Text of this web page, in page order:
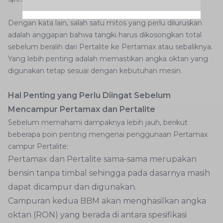
Dengan kata lain, salah satu mitos yang perlu diluruskan
adalah anggapan bahwa tangki harus dikosongkan total
sebelum beralih dari Pertalite ke Pertamax atau sebaliknya.
Yang lebih penting adalah memastikan angka oktan yang
digunakan tetap sesuai dengan kebutuhan mesin.
Hal Penting yang Perlu Diingat Sebelum
Mencampur Pertamax dan Pertalite
Sebelum memahami dampaknya lebih jauh, berikut
beberapa poin penting mengenai penggunaan Pertamax
campur Pertalite:
Pertamax dan Pertalite sama-sama merupakan
bensin tanpa timbal sehingga pada dasarnya masih
dapat dicampur dan digunakan.
Campuran kedua BBM akan menghasilkan angka
oktan (RON) yang berada di antara spesifikasi